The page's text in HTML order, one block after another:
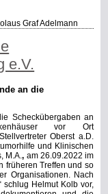
Graf Adelmann
e.V.
an die
Scheckübergaben an
vor Ort
Oberst a.D.
und Klinischen
M.A., am 26.09.2022 im
früheren Treffen und so
Organisationen. Nach
schlug Helmut Kolb vor,